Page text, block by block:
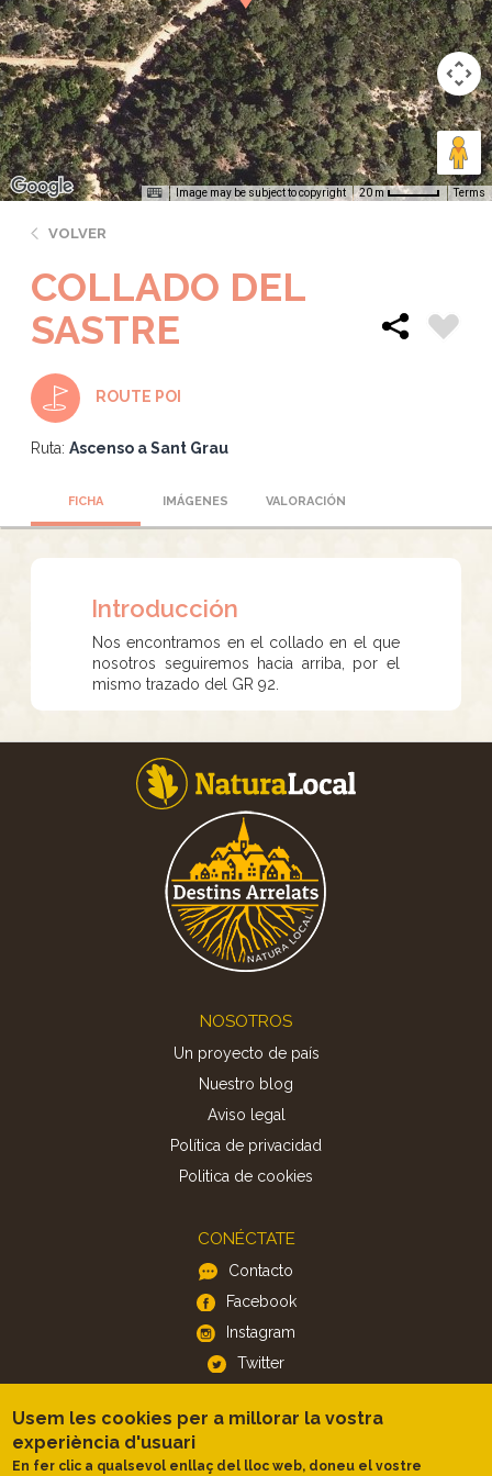
Image may be subject to copyright 20 m Terms
VOLVER
COLLADO DEL
SASTRE
ROUTE POI
Ruta: Ascenso a Sant Grau
FICHA IMÁGENES VALORACIÓN
Introducción
Nos encontramos en el collado en el que
nosotros seguiremos hacia arriba, por el
mismo trazado del GR 92.
NOSOTROS
Un proyecto de país
Nuestro blog
Aviso legal
Política de privacidad
Politica de cookies
CONÉCTATE
Contacto
Facebook
Instagram
Twitter
APP
iOS
Usem les cookies per a millorar la vostra
experiència d'usuari
En fer clic a qualsevol enllaç del lloc web, doneu el vostre